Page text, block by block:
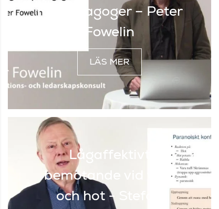
för pedagoger – Peter
Fowelin
LÄS MER
Lågaffektivt
bemötande vid våld
och hot - Stefan